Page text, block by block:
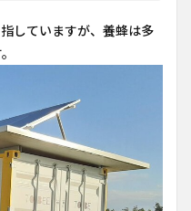
していますが、養蜂は多